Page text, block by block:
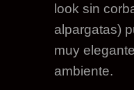
look sin
alpargatas)
muy
ambiente.